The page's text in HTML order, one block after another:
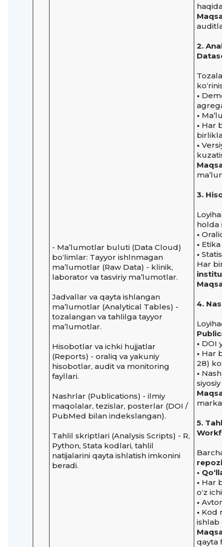
- Ma’lumotlar buluti (Data Cloud)
bo‘limlar: Tayyor ishlnmagan
ma’lumotlar (Raw Data) - klinik,
laborator va tasviriy ma’lumotlar.
Jadvallar va qayta ishlangan
ma’lumotlar (Analytical Tables) -
tozalangan va tahlilga tayyor
ma’lumotlar.
Hisobotlar va ichki hujjatlar
(Reports) - oraliq va yakuniy
hisobotlar, audit va monitoring
fayllari.
Nashrlar (Publications) - ilmiy
maqolalar, tezislar, posterlar (DOI /
PubMed bilan indekslangan).
Tahlil skriptlari (Analysis Scripts) - R,
Python, Stata kodlari, tahlil
natijalarini qayta ishlatish imkonini
beradi.
2.
•
•
• Har
•
3.
holda
•
•
•
Har
4.
• DOI
• Har
28)
•
5.
•
• Har
o‘z
•
• Kod
ishlab
qayta